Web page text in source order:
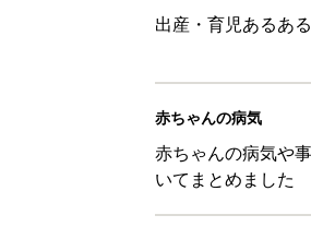
出産・育児あるあ
赤ちゃんの病気
赤ちゃんの病気や
いてまとめました